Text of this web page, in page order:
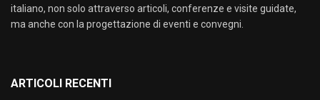
italiano, non solo attraverso articoli, conferenze e visite guidate,
ma anche con la progettazione di eventi e convegni.
ARTICOLI RECENTI